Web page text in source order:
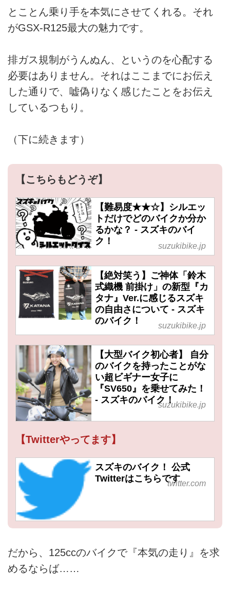
とことん乗り手を本気にさせてくれる。それ
がGSX-R125最大の魅力です。
排ガス規制がうんぬん、というのを心配する
必要はありません。それはここまでにお伝え
した通りで、嘘偽りなく感じたことをお伝え
しているつもり。
（下に続きます）
【こちらもどうぞ】
【難易度★★☆】シルエッ
トだけでどのバイクか分か
るかな？ - スズキのバイ
ク！
suzukibike.jp
【絶対笑う】ご神体「鈴木
式織機 前掛け」の新型『カ
タナ』Ver.に感じるスズキ
の自由さについて - スズキ
のバイク！
suzukibike.jp
【大型バイク初心者】 自分
のバイクを持ったことがな
い超ビギナー女子に
『SV650』を乗せてみた！
- スズキのバイク！suzukibike.jp
【Twitterやってます】
スズキのバイク！ 公式
Twitterはこちらですtwitter.com
だから、125ccのバイクで『本気の走り』を求
めるならば……